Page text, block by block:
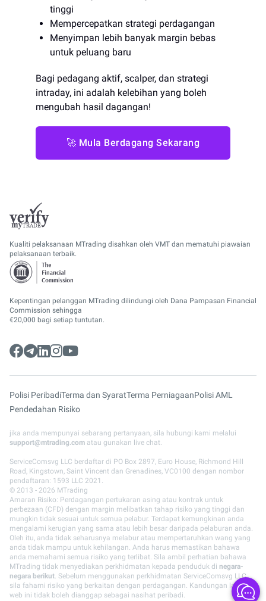
tinggi
Mempercepatkan strategi perdagangan
Menyimpan lebih banyak margin bebas
untuk peluang baru
Bagi pedagang aktif, scalper, dan strategi
intraday, ini adalah kelebihan yang boleh
mengubah hasil dagangan!
🚀 Mula Berdagang Sekarang
Kualiti pelaksanaan MTrading disahkan oleh VMT dan mematuhi piawaian
pelaksanaan terbaik.
Kepentingan pelanggan MTrading dilindungi oleh Dana Pampasan Financial
Commission sehingga
€20,000 bagi setiap tuntutan.
Polisi PeribadiTerma dan SyaratTerma PerniagaanPolisi AML
Pendedahan Risiko
jika anda mempunyai sebarang pertanyaan, sila hubungi kami melalui
support@mtrading.com atau gunakan live chat.
ServiceComsvg LLC berdaftar di PO Box 2897, Euro House, Richmond Hill
Road, Kingstown, Saint Vincent dan Grenadines, VC0100 dengan nombor
pendaftaran: 1593 LLC 2021.
© 2013 - 2026 MTrading
Amaran Risiko: Perdagangan pertukaran asing atau kontrak untuk
perbezaan (CFD) dengan margin melibatkan tahap risiko yang tinggi dan
mungkin tidak sesuai untuk semua pelabur. Terdapat kemungkinan anda
mengalami kerugian yang sama atau lebih besar daripada pelaburan anda.
Oleh itu, anda tidak seharusnya melabur atau mempertaruhkan wang yang
anda tidak mampu untuk kehilangan. Anda harus memastikan bahawa
anda memahami semua risiko yang terlibat. Sila ambil perhatian bahawa
MTrading tidak menyediakan perkhidmatan kepada penduduk di negara-
negara berikut. Sebelum menggunakan perkhidmatan ServiceComsvg LLC,
sila fahami risiko yang berkaitan dengan perdagangan. Kandungan laman
web ini tidak boleh dianggap sebagai nasihat peribadi.